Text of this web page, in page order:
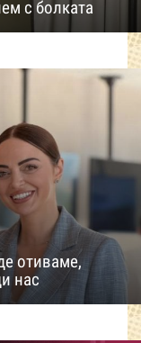
с болката
отиваме,
нас